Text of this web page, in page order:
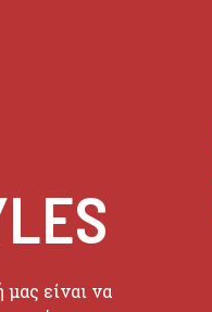
είναι να